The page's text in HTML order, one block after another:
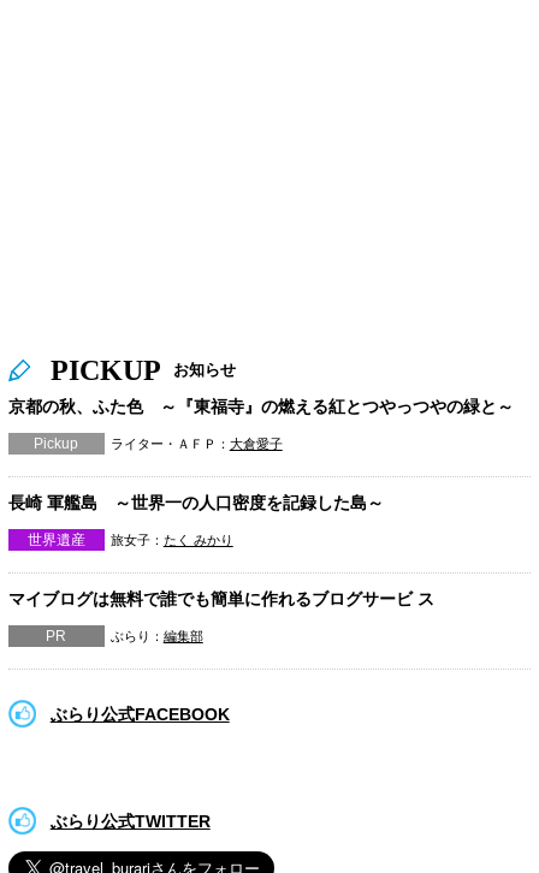
PICKUP お知らせ
京都の秋、ふた色 ～『東福寺』の燃える紅とつやっつやの緑と～
Pickup ライター・ＡＦＰ： 大倉愛子
長崎 軍艦島 ～世界一の人口密度を記録した島～
世界遺産 旅女子： たく みかり
マイブログは無料で誰でも簡単に作れるブログサービ ス
PR ぶらり： 編集部
ぶらり公式FACEBOOK
ぶらり公式TWITTER